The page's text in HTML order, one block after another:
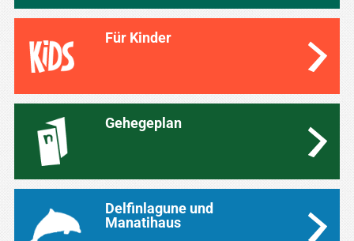
Für Kinder
Gehegeplan
Delfinlagune und
Manatihaus